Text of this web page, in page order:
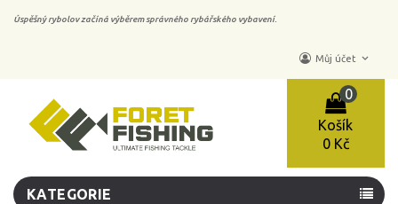
Úspěšný rybolov začíná výběrem správného rybářského vybavení.
Můj účet keyboard_arrow_down
Košík
0
0 Kč
KATEGORIE